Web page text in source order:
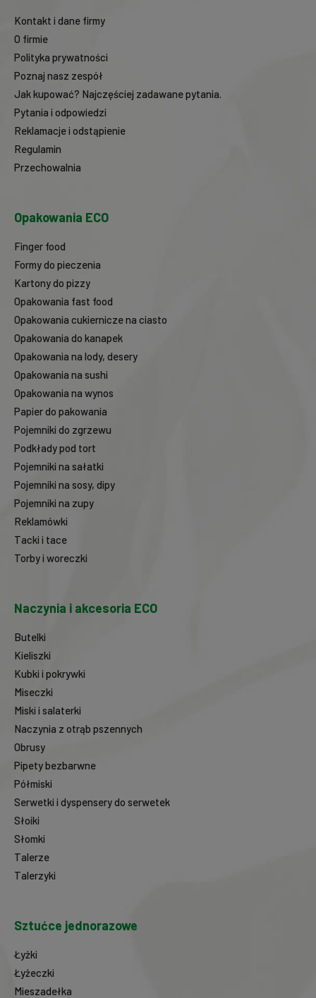
Kontakt i dane firmy
O firmie
Polityka prywatności
Poznaj nasz zespół
Jak kupować? Najczęściej zadawane pytania.
Pytania i odpowiedzi
Reklamacje i odstąpienie
Regulamin
Przechowalnia
Opakowania ECO
Finger food
Formy do pieczenia
Kartony do pizzy
Opakowania fast food
Opakowania cukiernicze na ciasto
Opakowania do kanapek
Opakowania na lody, desery
Opakowania na sushi
Opakowania na wynos
Papier do pakowania
Pojemniki do zgrzewu
Podkłady pod tort
Pojemniki na sałatki
Pojemniki na sosy, dipy
Pojemniki na zupy
Reklamówki
Tacki i tace
Torby i woreczki
Naczynia i akcesoria ECO
Butelki
Kieliszki
Kubki i pokrywki
Miseczki
Miski i salaterki
Naczynia z otrąb pszennych
Obrusy
Pipety bezbarwne
Półmiski
Serwetki i dyspensery do serwetek
Słoiki
Słomki
Talerze
Talerzyki
Sztućce jednorazowe
Łyżki
Łyżeczki
Mieszadełka